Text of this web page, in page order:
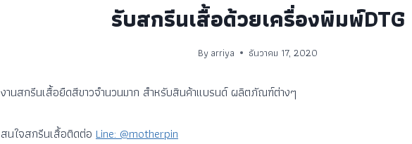
รับสกรีนเสื้อด้วยเครื่องพิมพ์DTG
Byarriya ธันวาคม 17, 2020
งานสกรีนเสื้อยืดสีขาวจำนวนมาก สำหรับสินค้าแบรนด์ ผลิตภัณฑ์ต่างๆ
สนใจสกรีนเสื้อติดต่อ Line: @motherpin